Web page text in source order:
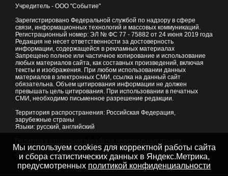
Учредитель - ООО "Событие"
Зарегистрировано Федеральной службой по надзору в сфере
связи, информационных технологий и массовых коммуникаций.
Регистрационный номер: ЭЛ № ФС 77 - 75882 от 24 июня 2019 года
Редакция не несет ответственности за достоверность
информации, содержащейся в рекламных материалах
Запрещено полное или частичное копирование и использование
любых материалов сайта, как составных произведений, включая
тексты и изображения. При любом использовании данных
материалов в электронных СМИ, ссылка на данный сайт
обязательна. Объем цитирования информации не должен
превышать цель цитирования. При использовании в печатных
СМИ, необходимо письменное разрешение редакции.
Территория распространения: Российская Федерация,
зарубежные страны
Языки: русский, английский
© 2007 - 2026Портал Читы и Забайкальского края
Мы используем cookies для корректной работы сайта
и сбора статистических данных в Яндекс.Метрика,
предусмотренных политикой конфиденциальности